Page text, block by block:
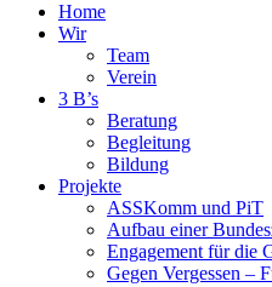
Home
Wir
Team
Verein
3 B’s
Beratung
Begleitung
Bildung
Projekte
ASSKomm und PiT
Aufbau einer
Engagement für die
Gegen Vergessen –